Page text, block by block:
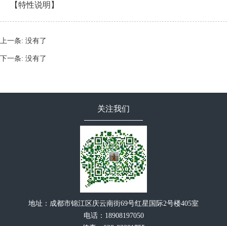
【特性说明】
上一条: 没有了
下一条: 没有了
关注我们
地址：成都市锦江区庆云南街69号红星国际2号楼405室
电话：18908197050